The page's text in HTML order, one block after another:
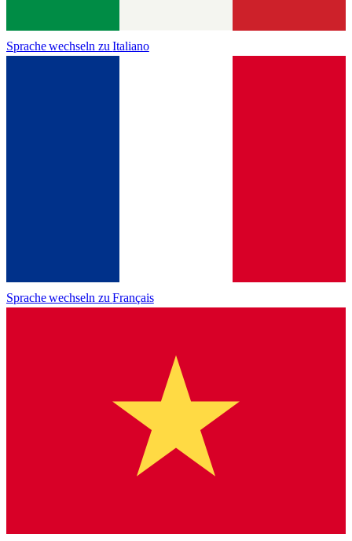
Sprache wechseln zuItaliano
Sprache wechseln zuFrançais